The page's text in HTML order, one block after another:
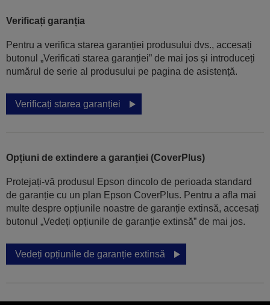
Verificați garanția
Pentru a verifica starea garanției produsului dvs., accesați
butonul „Verificati starea garanției” de mai jos și introduceți
numărul de serie al produsului pe pagina de asistență.
Verificați starea garanției
Opțiuni de extindere a garanției (CoverPlus)
Protejați-vă produsul Epson dincolo de perioada standard
de garanție cu un plan Epson CoverPlus. Pentru a afla mai
multe despre opțiunile noastre de garanție extinsă, accesați
butonul „Vedeți opțiunile de garanție extinsă” de mai jos.
Vedeți opțiunile de garanție extinsă